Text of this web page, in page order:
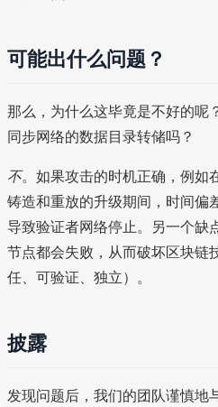
可能出什么问题？
那么，为什么这毕竟是不好的呢
同步网络的数据目录转储吗？
不。如果攻击的时机正确，例如
铸造和重放的升级期间，时间偏
导致验证者网络停止。另一个缺
节点都会失败，从而破坏区块链
任、可验证、独立）。
披露
发现问题后，我们的团队谨慎